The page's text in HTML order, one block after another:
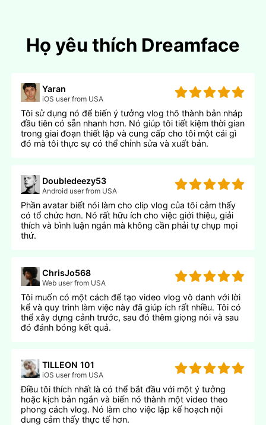
Họ yêu thích Dreamface
Yaran
iOS user from USA
Tôi sử dụng nó để biến ý tưởng vlog thô thành bản nháp
đầu tiên có sẵn nhanh hơn. Nó giúp tôi tiết kiệm thời gian
trong giai đoạn thiết lập và cung cấp cho tôi một cái gì
đó mà tôi thực sự có thể chỉnh sửa và xuất bản.
Doubledeezy53
Android user from USA
Phần avatar biết nói làm cho clip vlog của tôi cảm thấy
có tổ chức hơn. Nó rất hữu ích cho việc giới thiệu, giải
thích và bình luận ngắn mà không cần phải tự chụp mọi
thứ.
ChrisJo568
Web user from USA
Tôi muốn có một cách để tạo video vlog vô danh với lời
kể và quy trình làm việc này đã giúp ích rất nhiều. Tôi có
thể xây dựng cảnh trước, sau đó thêm giọng nói và sau
đó đánh bóng kết quả.
TILLEON 101
iOS user from USA
Điều tôi thích nhất là có thể bắt đầu với một ý tưởng
hoặc kịch bản ngắn và biến nó thành một video theo
phong cách vlog. Nó làm cho việc lập kế hoạch nội
dung cảm thấy thực tế hơn.